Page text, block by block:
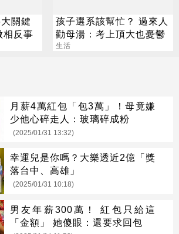
關鍵
相反事
孩子選系該幫忙？ 過來人
勸母湯：考上頂大也憂鬱
生活
月薪4萬紅包「包3萬」！母竟嫌
少他心碎走人：玻璃碎成粉
(2025/01/31 13:32)
幸運兒是你嗎？大樂透近2億「獎
落台中、高雄」
(2025/01/31 10:18)
男友年薪300萬！ 紅包只給這
「金額」 她傻眼：還要求回包